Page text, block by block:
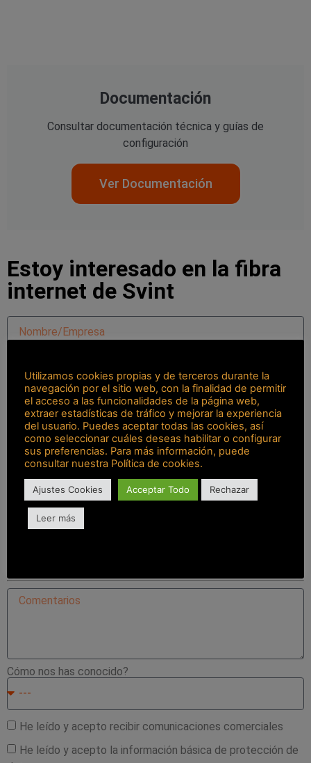
Documentación
Consultar documentación técnica y guías de
configuración
Ver Documentación
Estoy interesado en la fibra
internet de Svint
En qué fibra internet estás interesado?
Cómo nos has conocido?
He leído y acepto recibir comunicaciones comerciales
He leído y acepto la información básica de protección de
Utilizamos cookies propias y de terceros durante la
navegación por el sitio web, con la finalidad de permitir
el acceso a las funcionalidades de la página web,
extraer estadísticas de tráfico y mejorar la experiencia
del usuario. Puedes aceptar todas las cookies, así
como seleccionar cuáles deseas habilitar o configurar
sus preferencias. Para más información, puede
consultar nuestra Política de cookies.
Ajustes Cookies Acceptar Todo Rechazar
Leer más